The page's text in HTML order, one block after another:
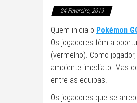
24 Fevereiro, 2019
Quem inicia o Pokémon
Os jogadores têm a
(vermelho). Como
ambiente imediato. Mas
entre as equipas.
Os jogadores que se